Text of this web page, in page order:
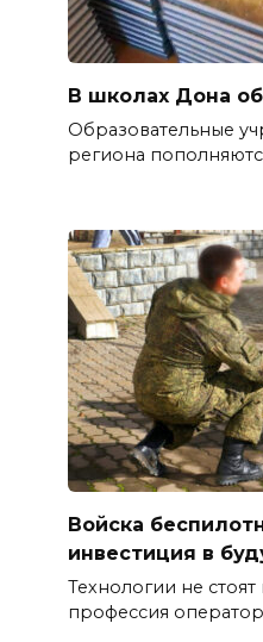
В школах Дона
Образовательные
региона
Войска
инвестиция в
Технологии не стоят
профессия